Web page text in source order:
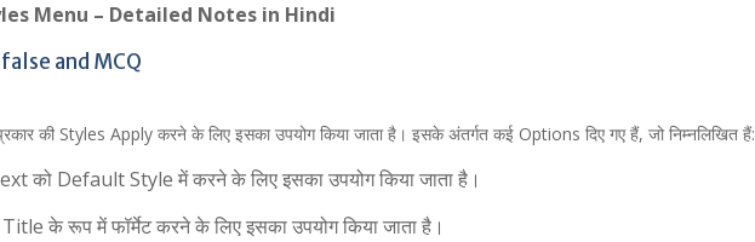
Menu – Detailed Notes in Hindi
and MCQ
की Styles Apply करने के लिए इसका उपयोग किया जाता है। इसके अंतर्गत कई Options दिए गए हैं, जो निम्नलिखित हैं:
को Default Style में करने के लिए इसका उपयोग किया जाता है।
के रूप में फॉर्मेट करने के लिए इसका उपयोग किया जाता है।